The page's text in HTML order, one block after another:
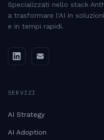
Specializzati nello stack
a trasformare l'AI in
e in tempi rapidi.
SERVIZI
AI Strategy
AI Adoption